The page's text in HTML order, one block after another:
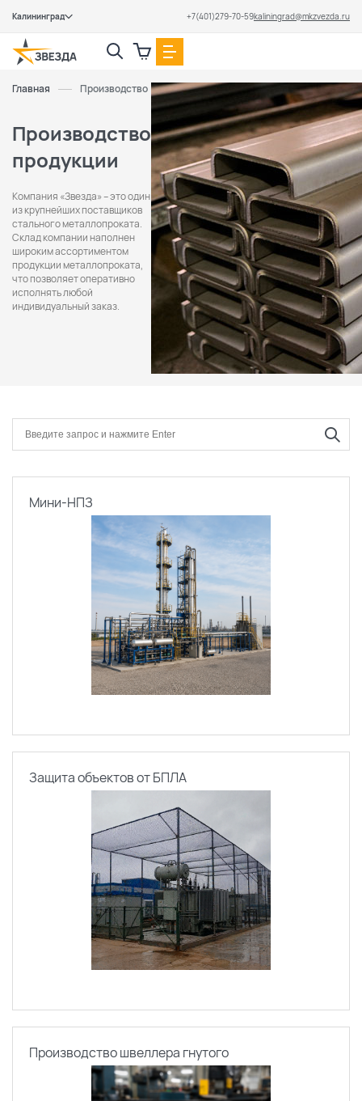
Калининград +7(401)279-70-59kaliningrad@mkzvezda.ru
Главная Производство
Производство
продукции
Компания «Звезда» – это один
из крупнейших поставщиков
стального металлопроката.
Cклад компании наполнен
широким ассортиментом
продукции металлопроката,
что позволяет оперативно
исполнять любой
индивидуальный заказ.
Мини-НПЗ
Защита объектов от БПЛА
Производство швеллера гнутого